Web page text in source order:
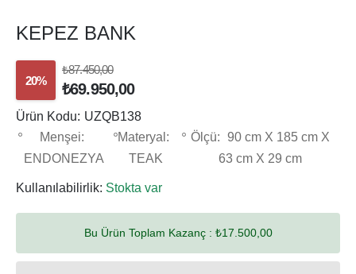
KEPEZ BANK
20%
₺87.450,00
₺69.950,00
Ürün Kodu: UZQB138
Menşei:
ENDONEZYA
Materyal:
TEAK
Ölçü: 90 cm X 185 cm X
63 cm X 29 cm
Kullanılabilirlik: Stokta var
Bu Ürün Toplam Kazanç : ₺17.500,00